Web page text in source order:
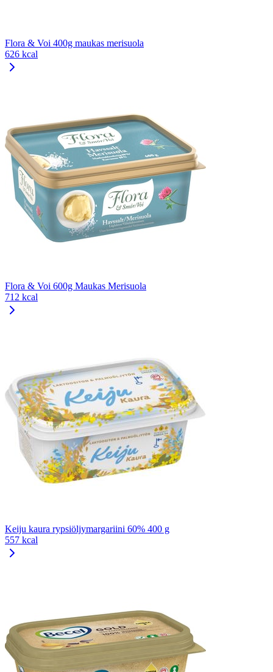
Flora & Voi 400g maukas merisuola
626 kcal
Flora & Voi 600g Maukas Merisuola
712 kcal
Keiju kaura rypsiöljymargariini 60% 400 g
557 kcal